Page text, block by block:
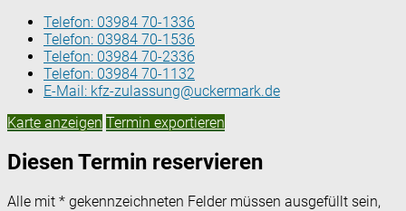
Telefon: 03984 70-1336
Telefon: 03984 70-1536
Telefon: 03984 70-2336
Telefon: 03984 70-1132
E-Mail: kfz-zulassung@uckermark.de
Karte anzeigen Termin exportieren
Diesen Termin reservieren
Alle mit * gekennzeichneten Felder müssen ausgefüllt sein,